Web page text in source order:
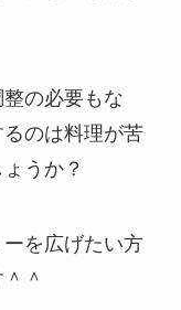
の必要もな
のは料理が苦
うか？
を広げたい方
＾